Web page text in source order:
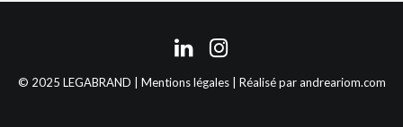
© 2025 LEGABRAND | Mentions légales| Réalisé parandreariom.com